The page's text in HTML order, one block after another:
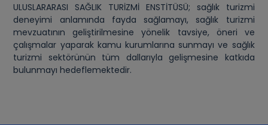
ULUSLARARASI SAĞLIK TURİZMİ ENSTİTÜSÜ; sağlık turizmi
deneyimi anlamında fayda sağlamayı, sağlık turizmi
mevzuatının geliştirilmesine yönelik tavsiye, öneri ve
çalışmalar yaparak kamu kurumlarına sunmayı ve sağlık
turizmi sektörünün tüm dallarıyla gelişmesine katkıda
bulunmayı hedeflemektedir.